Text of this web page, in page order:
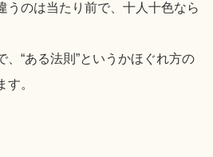
うのは当たり前で、十人十色なら
、“ある法則”というかほぐれ方の
。